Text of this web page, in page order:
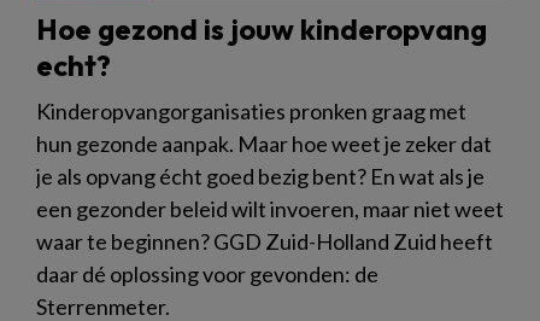
Hoe gezond is jouw kinderopvang
echt?
Kinderopvangorganisaties pronken graag met
hun gezonde aanpak. Maar hoe weet je zeker dat
je als opvang écht goed bezig bent? En wat als je
een gezonder beleid wilt invoeren, maar niet weet
waar te beginnen? GGD Zuid-Holland Zuid heeft
daar dé oplossing voor gevonden: de
Sterrenmeter.